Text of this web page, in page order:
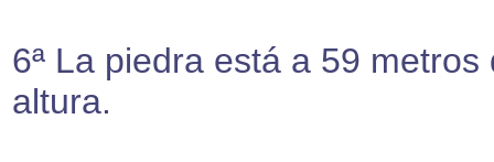
6ª La piedra está a 59 metros
altura.